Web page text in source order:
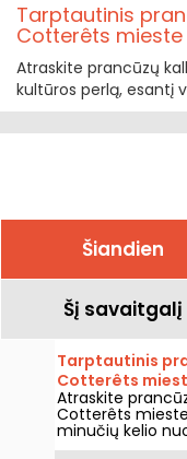
Tarptautinis
Cotterêts mieste
Atraskite prancūzų
kultūros perlą, esantį
Šiandien
Šį savaitgalį
Tarptautinis
Cotterêts
Atraskite
Cotterêts
minučių kelio